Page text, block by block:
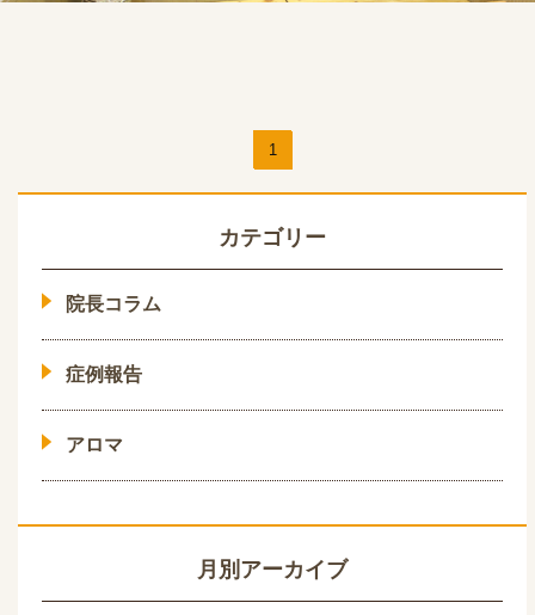
1
カテゴリー
院長コラム
症例報告
アロマ
月別アーカイブ